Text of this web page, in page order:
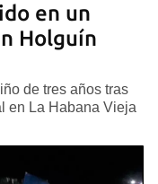
en un
Holguín
de tres años tras
en La Habana Vieja